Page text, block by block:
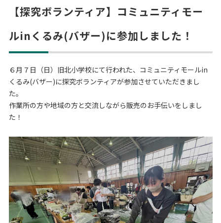
【探究ボランティア】コミュニティモー
ルinくるみ(バザー)に参加しました！
６月７日（日）旧北小学校にて行われた、コミュニティモールin
くるみ(バザー)に探究ボランティアが参加させていただきまし
た。
作業所の方や地域の方と交流しながら販売のお手伝いをしまし
た！